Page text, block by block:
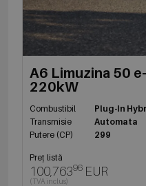
A6 Limuzina 50
220kW
Combustibil
Plug-In
Transmisie
Automata
Putere (CP)
299
Preț listă
100,76396 EUR
(TVA inclus)